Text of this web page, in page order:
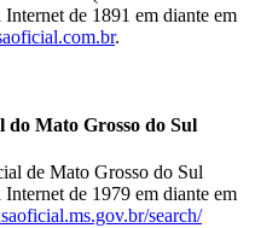
de 1891 em diante em
.
do Mato Grosso do Sul
de Mato Grosso do Sul
de 1979 em diante em
search/